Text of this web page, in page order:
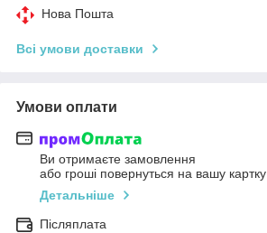
Нова Пошта
Всі умови доставки
Умови оплати
Ви отримаєте замовлення
або гроші повернуться на вашу картку
Детальніше
Післяплата